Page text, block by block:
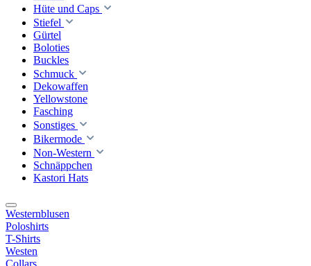
Hüte und Caps
Stiefel
Gürtel
Boloties
Buckles
Schmuck
Dekowaffen
Yellowstone
Fasching
Sonstiges
Bikermode
Non-Western
Schnäppchen
Kastori Hats
Westernblusen
Poloshirts
T-Shirts
Westen
Collars